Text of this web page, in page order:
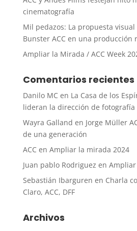
cinematografía
Mil pedazos: La propuesta
Bunster ACC en una producción
Ampliar la Mirada / ACC Week
Comentarios recientes
Danilo MC en La Casa de los
lideran la dirección de fotografía
Wayra Galland en Jorge Müller
de una generación
ACC en Ampliar la mirada 2024
Juan pablo Rodriguez en
Sebastián Ibarguren en Charla
Claro, ACC, DFF
Archivos